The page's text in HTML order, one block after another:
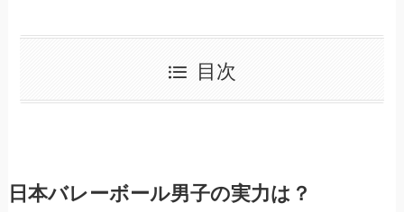
目次
日本バレーボール男子の実力は？